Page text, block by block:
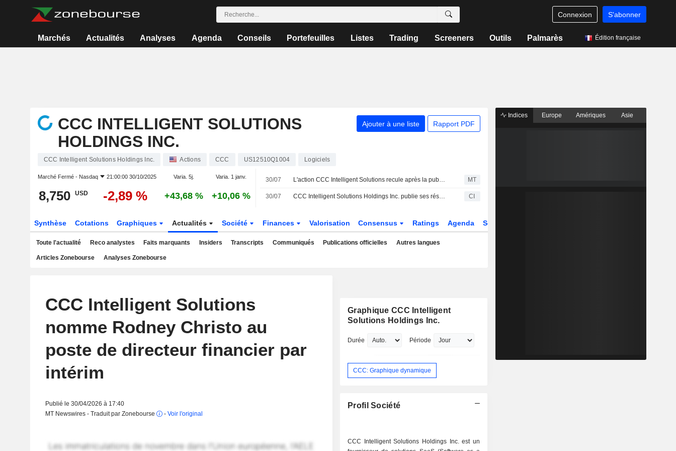
Connexion S'abonner
Marchés Actualités Analyses Agenda Conseils Portefeuilles Listes Trading Screeners Outils Palmarès Édition française
CCC INTELLIGENT SOLUTIONS
HOLDINGS INC.
Ajouter à une liste Rapport PDF
CCC Intelligent Solutions Holdings Inc. Actions CCC US12510Q1004 Logiciels
Marché Fermé - Nasdaq 21:00:00 30/10/2025 Varia. 5j. Varia. 1 janv.
8,750 USD -2,89 % +43,68 % +10,06 %
30/07 L'action CCC Intelligent Solutions recule après la publication de ses résultats du deuxième trimestre MT
30/07 CCC Intelligent Solutions Holdings Inc. publie ses résultats pour le deuxième trimestre et le premier semestre clos le 30 juin 2026 CI
Synthèse Cotations Graphiques Actualités Société Finances Valorisation Consensus Ratings Agenda Secteur
Toute l'actualité Reco analystes Faits marquants Insiders Transcripts Communiqués Publications officielles Autres langues
Articles Zonebourse Analyses Zonebourse
CCC Intelligent Solutions
nomme Rodney Christo au
poste de directeur financier par
intérim
Publié le 30/04/2026 à 17:40
MT Newswires - Traduit par Zonebourse
- Voir l'original
Graphique CCC Intelligent
Solutions Holdings Inc.
Durée Période
CCC: Graphique dynamique
Profil Société
CCC Intelligent Solutions Holdings Inc. est un
Indices Europe Amériques Asie